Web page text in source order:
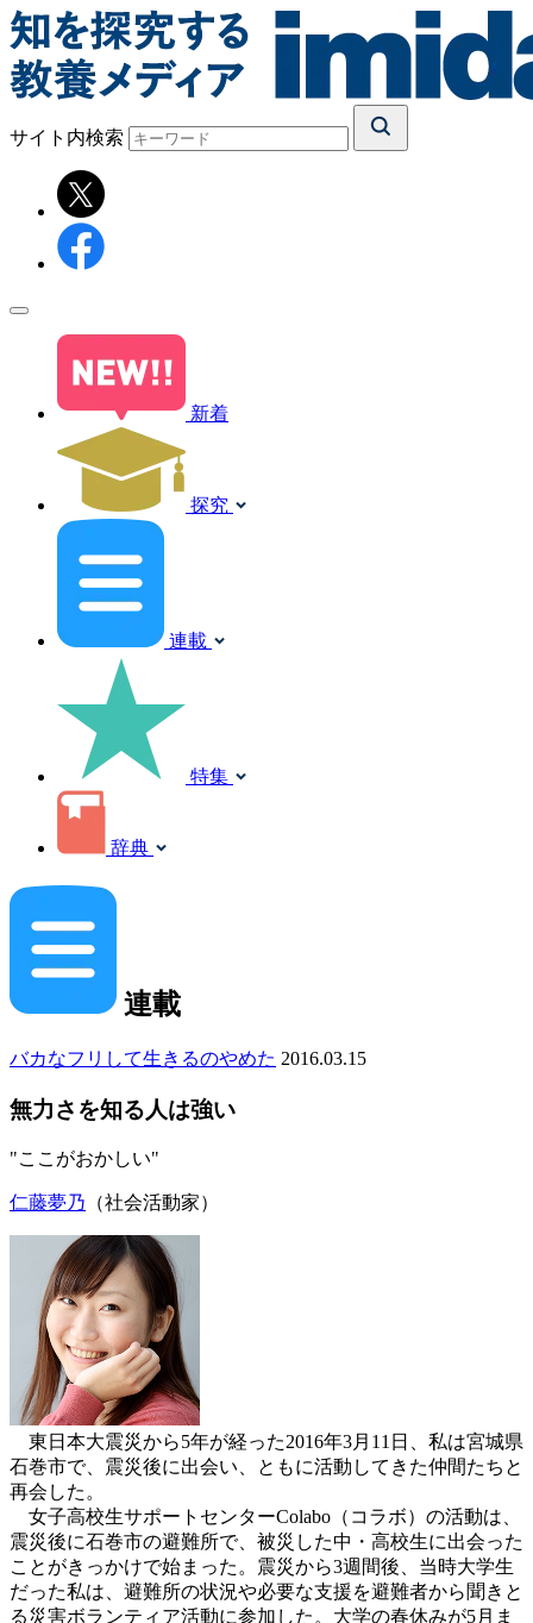
サイト内検索
新着
探究
連載
特集
辞典
連載
バカなフリして生きるのやめた 2016.03.15
無力さを知る人は強い
"ここがおかしい"
仁藤夢乃 （社会活動家）
東日本大震災から5年が経った2016年3月11日、私は宮城県
石巻市で、震災後に出会い、ともに活動してきた仲間たちと
再会した。
女子高校生サポートセンターColabo（コラボ）の活動は、
震災後に石巻市の避難所で、被災した中・高校生に出会った
ことがきっかけで始まった。震災から3週間後、当時大学生
だった私は、避難所の状況や必要な支援を避難者から聞きと
る災害ボランティア活動に参加した。大学の春休みが5月ま